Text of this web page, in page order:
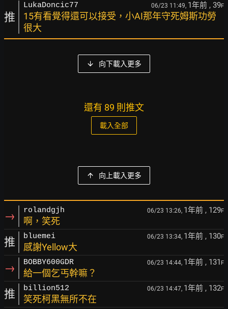
推
LukaDoncic77 06/23 11:49, 1年前 , 39F
15有看覺得還可以接受，小AI那年守死姆斯功勞
很大
向下載入更多
還有 89 則推文
載入全部
向上載入更多
→ rolandgjh 06/23 13:26, 1年前 , 129F
啊，笑死
推 bluemei 06/23 13:34, 1年前 , 130F
感謝Yellow大
→ BOBBY600GDR 06/23 14:44, 1年前 , 131 F
給一個乞丐幹嘛？
推 billion512 06/23 14:47, 1年前 , 132F
笑死柯黑無所不在